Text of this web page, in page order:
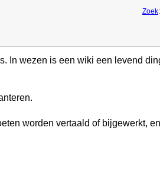
Zoek:
In wezen is een wiki een levend
worden vertaald of bijgewerkt,